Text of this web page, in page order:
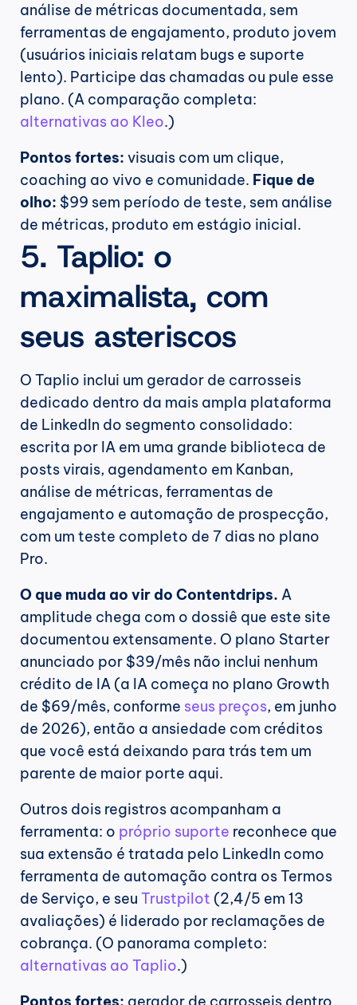
análise de métricas documentada, sem
ferramentas de engajamento, produto jovem
(usuários iniciais relatam bugs e suporte
lento). Participe das chamadas ou pule esse
alternativas ao Kleo.)
Pontos fortes: visuais com um clique,
coaching ao vivo e comunidade. Fique de
olho: $99 sem período de teste, sem análise
de métricas, produto em estágio inicial.
5. Taplio: o
maximalista, com
seus asteriscos
O Taplio inclui um gerador de carrosseis
dedicado dentro da mais ampla plataforma
de LinkedIn do segmento consolidado:
escrita por IA em uma grande biblioteca de
posts virais, agendamento em Kanban,
análise de métricas, ferramentas de
engajamento e automação de prospecção,
com um teste completo de 7 dias no plano
Pro.
O que muda ao vir do Contentdrips. A
amplitude chega com o dossiê que este site
documentou extensamente. O plano Starter
anunciado por $39/mês não inclui nenhum
crédito de IA (a IA começa no plano Growth
de $69/mês, conforme seus preços, em junho
de 2026), então a ansiedade com créditos
que você está deixando para trás tem um
parente de maior porte aqui.
Outros dois registros acompanham a
ferramenta: o próprio suporte reconhece que
sua extensão é tratada pelo LinkedIn como
ferramenta de automação contra os Termos
de Serviço, e seu Trustpilot (2,4/5 em 13
avaliações) é liderado por reclamações de
alternativas ao Taplio.)